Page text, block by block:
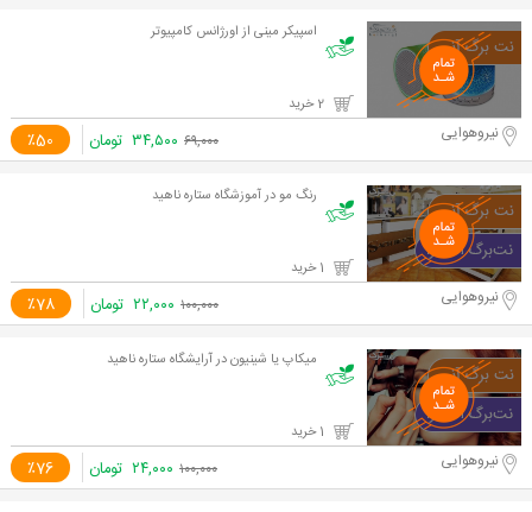
اسپیکر مینی از اورژانس کامپیوتر
٪50 نیروهوایی ۶۹,۰۰۰ ۳۴,۵۰۰ تومان
رنگ مو در آموزشگاه ستاره ناهید
٪78 نیروهوایی ۱۰۰,۰۰۰ ۲۲,۰۰۰ تومان
میکاپ یا شینیون در آرایشگاه ستاره ناهید
٪76 نیروهوایی ۱۰۰,۰۰۰ ۲۴,۰۰۰ تومان